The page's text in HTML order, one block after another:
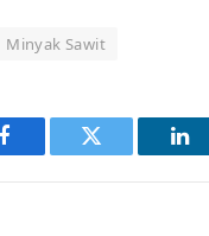
Minyak Sawit
Facebook Twitter